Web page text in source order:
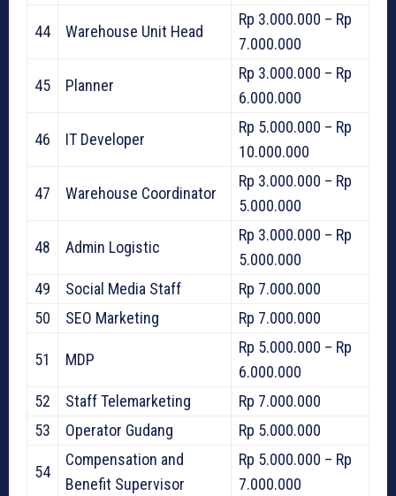
44 Warehouse Unit Head
Rp 3.000.000 – Rp
7.000.000
45 Planner
Rp 3.000.000 – Rp
6.000.000
46 IT Developer
Rp 5.000.000 – Rp
10.000.000
47 Warehouse Coordinator
Rp 3.000.000 – Rp
5.000.000
48 Admin Logistic
Rp 3.000.000 – Rp
5.000.000
49
Social Media Staff
Rp 7.000.000
50
SEO Marketing Rp 7.000.000
51 MDP
Rp 5.000.000 – Rp
6.000.000
52
Staff Telemarketing
Rp 7.000.000
53
Operator Gudang Rp 5.000.000
54
Compensation and
Benefit Supervisor
Rp 5.000.000 – Rp
7.000.000